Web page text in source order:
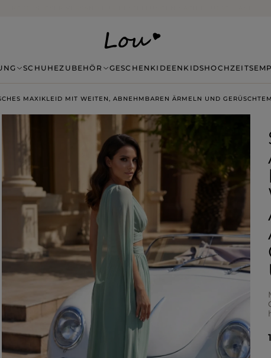
SCHUHEZUBEHÖR GESCHENKIDEEN KIDS
MAXIKLEID MIT WEITEN, ABNEHMBAREN ÄRMELN UND